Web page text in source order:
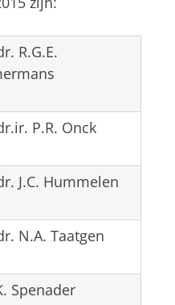
R.G.E.
P.R. Onck
J.C. Hummelen
N.A. Taatgen
Spenader